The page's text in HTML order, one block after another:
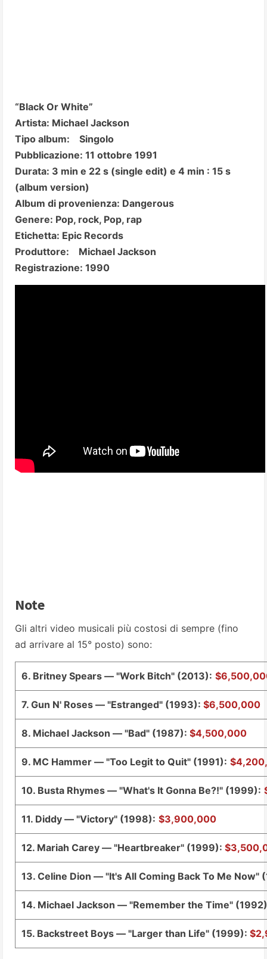
“Black Or White”
Artista: Michael Jackson
Tipo album: Singolo
Pubblicazione: 11 ottobre 1991
Durata: 3 min e 22 s (single edit) e 4 min : 15 s
(album version)
Album di provenienza: Dangerous
Genere: Pop, rock, Pop, rap
Etichetta: Epic Records
Produttore: Michael Jackson
Registrazione: 1990
Note
Gli altri video musicali più costosi di sempre (fino
ad arrivare al 15° posto) sono:
6. Britney Spears — "Work Bitch" (2013):
7. Gun N' Roses — "Estranged" (1993): $6,500,000
8. Michael Jackson — "Bad" (1987): $4,500,000
9. MC Hammer — "Too Legit to Quit" (1991):
10. Busta Rhymes — "What's It Gonna Be?!" (1999):
11. Diddy — "Victory" (1998): $3,900,000
12. Mariah Carey — "Heartbreaker" (1999):
13. Celine Dion — "It's All Coming Back To Me Now"
14. Michael Jackson — "Remember the Time"
15. Backstreet Boys — "Larger than Life" (1999):